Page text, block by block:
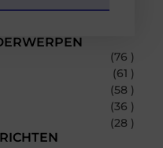
(76 )
(61 )
(58 )
(36 )
(28 )